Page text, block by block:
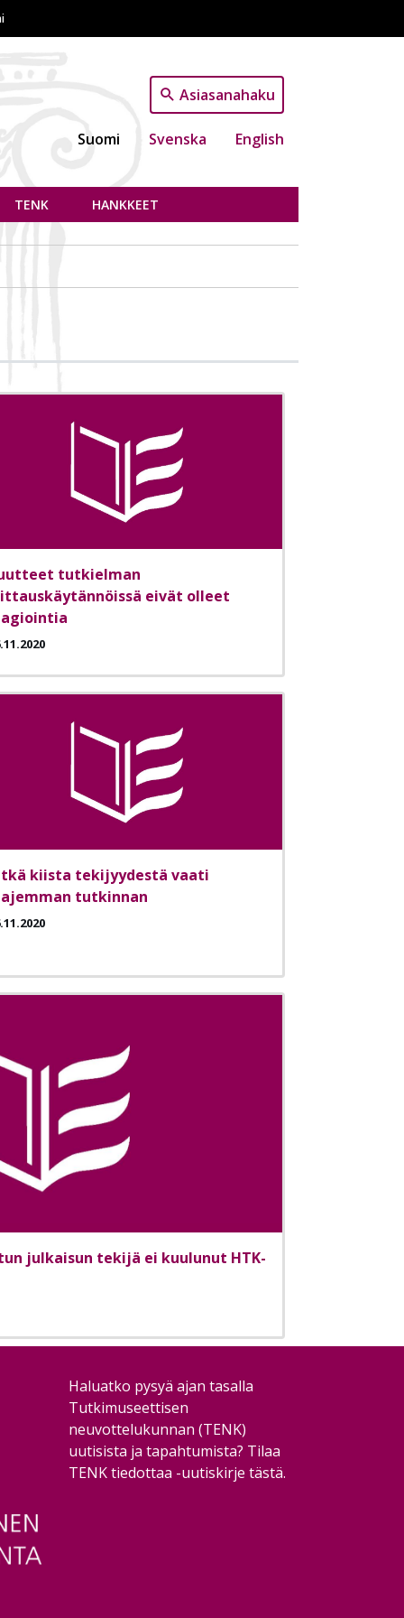
Asiasanahaku
Suomi Svenska English
TENK HANKKEET
tutkielman
eivät olleet
kiista tekijyydestä vaati
tutkinnan
julkaisun tekijä ei kuulunut HTK-
Haluatko pysyä ajan tasalla
Tutkimuseettisen
neuvottelukunnan (TENK)
uutisista ja tapahtumista? Tilaa
TENK tiedottaa -uutiskirje tästä.